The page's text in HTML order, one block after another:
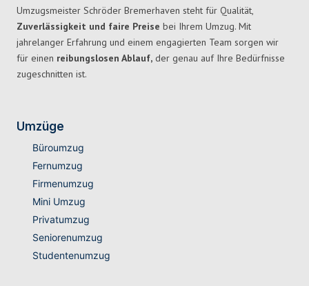
Umzugsmeister Schröder Bremerhaven steht für Qualität,
Zuverlässigkeit und faire Preise bei Ihrem Umzug. Mit
jahrelanger Erfahrung und einem engagierten Team sorgen wir
für einen reibungslosen Ablauf, der genau auf Ihre Bedürfnisse
zugeschnitten ist.
Umzüge
Büroumzug
Fernumzug
Firmenumzug
Mini Umzug
Privatumzug
Seniorenumzug
Studentenumzug